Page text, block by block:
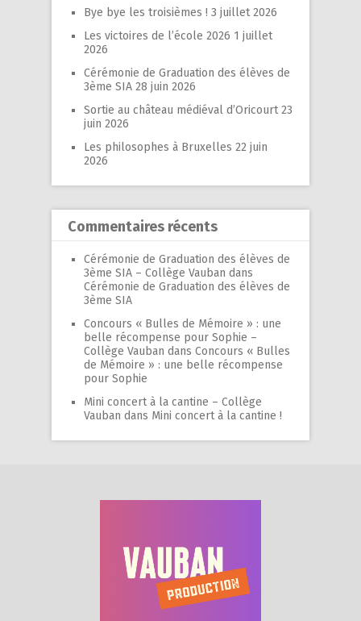
Bye bye les troisièmes ! 3 juillet 2026
Les victoires de l’école 2026 1 juillet
2026
Cérémonie de Graduation des élèves de
3ème SIA 28 juin 2026
Sortie au château médiéval d’Oricourt 23
juin 2026
Les philosophes à Bruxelles 22 juin
2026
Commentaires récents
Cérémonie de Graduation des élèves de
3ème SIA – Collège Vauban dans
Cérémonie de Graduation des élèves de
3ème SIA
Concours « Bulles de Mémoire » : une
belle récompense pour Sophie –
Collège Vauban dans Concours « Bulles
de Mémoire » : une belle récompense
pour Sophie
Mini concert à la cantine – Collège
Vauban dans Mini concert à la cantine !